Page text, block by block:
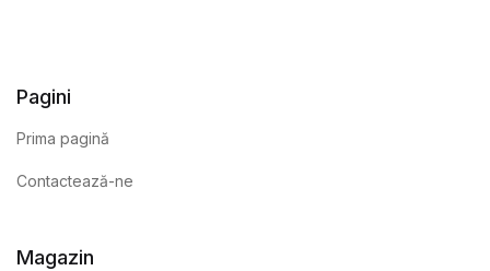
Pagini
Prima pagină
Contactează-ne
Magazin